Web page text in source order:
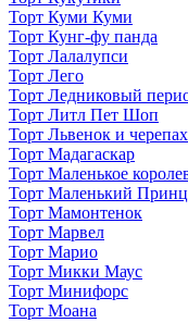
Торт Куми Куми
Торт Кунг-фу панда
Торт Лалалупси
Торт Лего
Торт Ледниковый
Торт Литл Пет Шоп
Торт Львенок и
Торт Мадагаскар
Торт Маленькое
Торт Маленький Принц
Торт Мамонтенок
Торт Марвел
Торт Марио
Торт Микки Маус
Торт Минифорс
Торт Моана